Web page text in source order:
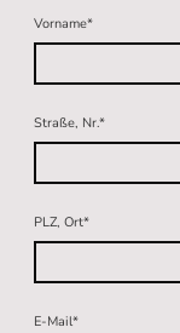
Vorname*
Straße, Nr.*
PLZ, Ort*
E-Mail*